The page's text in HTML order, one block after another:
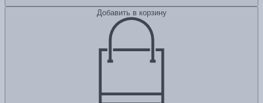
Добавить в корзину